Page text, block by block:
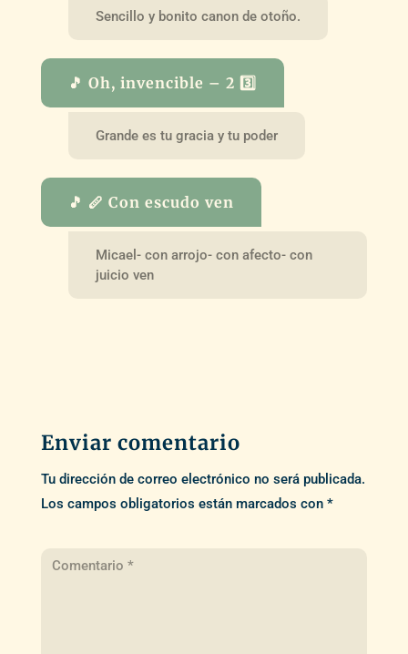
Sencillo y bonito canon de otoño.
🎵 Oh, invencible – 2 3️⃣
Grande es tu gracia y tu poder
🎵 🪈 Con escudo ven
Micael- con arrojo- con afecto- con
juicio ven
Enviar comentario
Tu dirección de correo electrónico no será publicada.
Los campos obligatorios están marcados con *